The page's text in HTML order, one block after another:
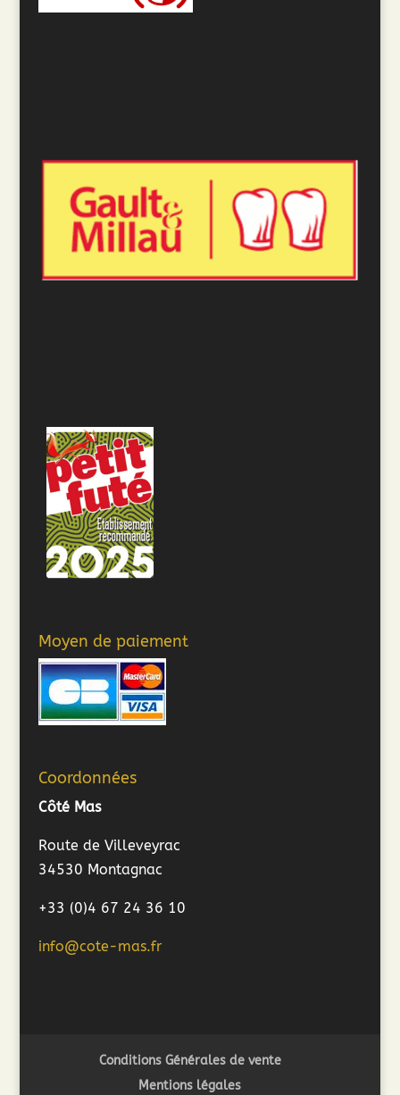
Moyen de paiement
Coordonnées
Côté Mas
Route de Villeveyrac
34530 Montagnac
+33 (0)4 67 24 36 10
info@cote-mas.fr
Conditions Générales de vente
Mentions légales